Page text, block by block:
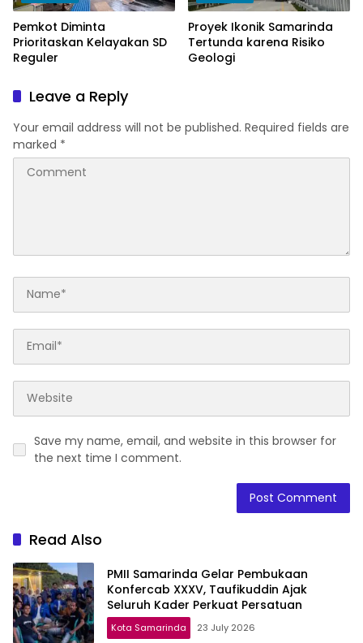
Pemkot Diminta
Prioritaskan Kelayakan SD
Reguler
Proyek Ikonik Samarinda
Tertunda karena Risiko
Geologi
Leave a Reply
Your email address will not be published. Required fields are
marked *
Save my name, email, and website in this browser for
the next time I comment.
Read Also
PMII Samarinda Gelar Pembukaan
Konfercab XXXV, Taufikuddin Ajak
Seluruh Kader Perkuat Persatuan
Kota Samarinda 23 July 2026